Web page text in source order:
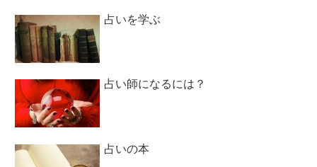
占いを学ぶ
占い師になるには？
占いの本